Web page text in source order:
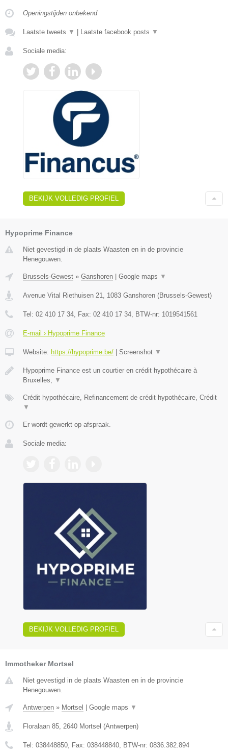
Openingstijden onbekend
Laatste tweets ▼ Laatste facebook posts ▼
Sociale media:
BEKIJK VOLLEDIG PROFIEL
Hypoprime Finance
Niet gevestigd in de plaats Waasten en in de provincie
Henegouwen.
Brussels-Gewest » Ganshoren Google maps ▼
Avenue Vital Riethuisen 21, 1083 Ganshoren (Brussels-Gewest)
Tel: 02 410 17 34, Fax: 02 410 17 34, BTW-nr: 1019541561
E-mail › Hypoprime Finance
Website: https://hypoprime.be/ Screenshot ▼
Hypoprime Finance est un courtier en crédit hypothécaire à
Bruxelles, ▼
Crédit hypothécaire, Refinancement de crédit hypothécaire, Crédit
▼
Er wordt gewerkt op afspraak.
Sociale media:
BEKIJK VOLLEDIG PROFIEL
Immotheker Mortsel
Niet gevestigd in de plaats Waasten en in de provincie
Henegouwen.
Antwerpen » Mortsel Google maps ▼
Floralaan 85, 2640 Mortsel (Antwerpen)
Tel: 038448850, Fax: 038448840, BTW-nr: 0836.382.894